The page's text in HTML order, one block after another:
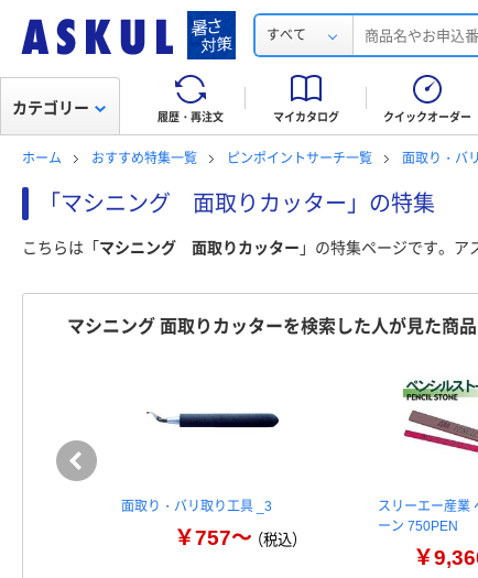
すべて
履歴・再注文 マイカタログ クイックオーダー
カテゴリー
ホーム おすすめ特集一覧 ピンポイントサーチ一覧 面取り・バ
「マシニング 面取りカッター」の特集
こちらは「 マシニング 面取りカッター 」の特集ページです。ア
マシニング 面取りカッターを検索した人が見た商品
面取り・バリ取り工具 _3
￥757～（税込）
スリーエー産業
ーン 750PEN
￥